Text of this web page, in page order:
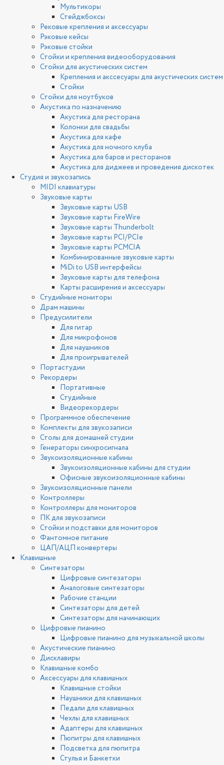
Мультикоры
Стейджбоксы
Рековые крепления и аксессуары
Рэковые кейсы
Рэковые стойки
Стойки и крепления видеооборудования
Стойки для акустических систем
Крепления и акссесуары для акустических систем
Стойки
Стойки для ноутбуков
Акустика по назначению
Акустика для ресторана
Колонки для свадьбы
Акустика для кафе
Акустика для ночного клуба
Акустика для баров и ресторанов
Акустика для диджеев и проведения дискотек
Студия и звукозапись
MIDI клавиатуры
Звуковые карты
Звуковые карты USB
Звуковые карты FireWire
Звуковые карты Thunderbolt
Звуковые карты PCI/PCIe
Звуковые карты PCMCIA
Комбинированные звуковые карты
MiDi to USB интерфейсы
Звуковые карты для телефона
Карты расширения и аксессуары
Студийные мониторы
Драм машины
Предусилители
Для гитар
Для микрофонов
Для наушников
Для проигрывателей
Портастудии
Рекордеры
Портативные
Студийные
Видеорекордеры
Программное обеспечение
Комплекты для звукозаписи
Столы для домашней студии
Генераторы синхросигнала
Звукоизоляционные кабины
Звукоизоляционные кабины для студии
Офисные звукоизоляционные кабины
Звукоизоляционные панели
Контроллеры
Контроллеры для мониторов
ПК для звукозаписи
Стойки и подставки для мониторов
Фантомное питание
ЦАП/АЦП конвертеры
Клавишные
Синтезаторы
Цифровые синтезаторы
Аналоговые синтезаторы
Рабочие станции
Синтезаторы для детей
Синтезаторы для начинающих
Цифровые пианино
Цифровые пианино для музыкальной школы
Акустические пианино
Дисклавиры
Клавишные комбо
Аксессуары для клавишных
Клавишные стойки
Наушники для клавишных
Педали для клавишных
Чехлы для клавишных
Адаптеры для клавишных
Пюпитры для клавишных
Подсветка для пюпитра
Стулья и Банкетки